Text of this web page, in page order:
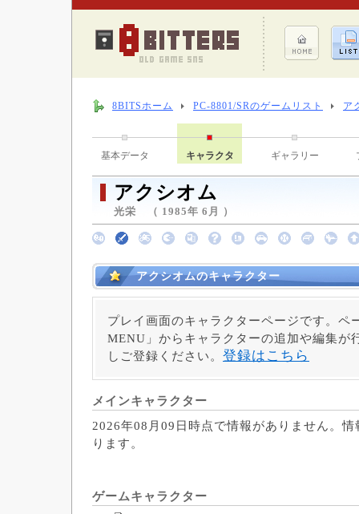
8BITSホーム PC-8801/SRのゲームリスト ア
基本データ キャラクタ ギャラリー
アクシオム
光栄 （ 1985年 6月 ）
アクシオムのキャラクター
プレイ画面のキャラクターページです。ペ
MENU」からキャラクターの追加や編集が
しご登録ください。 登録はこちら
メインキャラクター
2026年08月09日時点で情報がありません。
ります。
ゲームキャラクター